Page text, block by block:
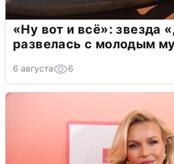
«Ну вот и всё»: звезда
развелась с молодым
6 августа 6